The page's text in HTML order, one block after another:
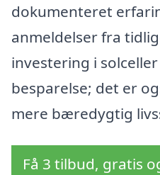
dokumenteret
anmeldelser fra
investering i
besparelse; det er
mere bæredygtig
Få 3 tilbud, gratis